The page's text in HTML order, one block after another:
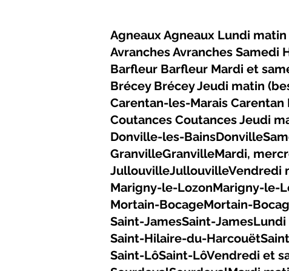
Agneaux Agneaux Lundi
Avranches Avranches Samedi
Barfleur Barfleur Mardi et
Brécey Brécey Jeudi matin
Carentan-les-Marais
Coutances Coutances Jeudi
Donville-les-
GranvilleGranvilleMardi,
JullouvilleJullouvilleVendredi
Marigny-le-LozonMarigny-le-
Mortain-BocageMortain-
Saint-JamesSaint-
Saint-Hilaire-du-
Saint-LôSaint-LôVendredi et